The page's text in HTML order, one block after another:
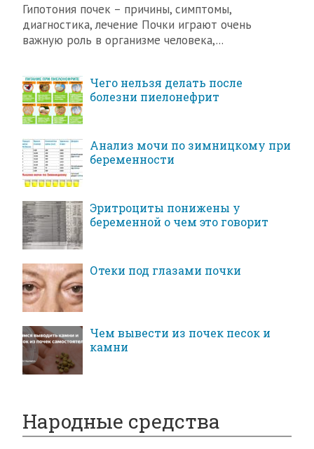
Гипотония почек – причины, симптомы,
диагностика, лечение Почки играют очень
важную роль в организме человека,...
Чего нельзя делать после
болезни пиелонефрит
Анализ мочи по зимницкому при
беременности
Эритроциты понижены у
беременной о чем это говорит
Отеки под глазами почки
Чем вывести из почек песок и
камни
Народные средства